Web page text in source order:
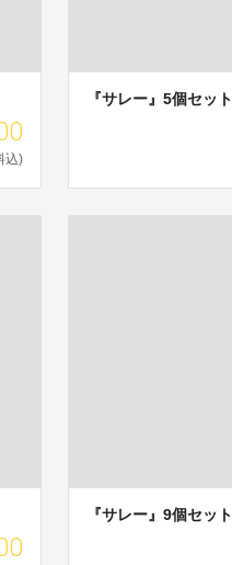
込)
『サレー』5個セット
『サレー』9個セット